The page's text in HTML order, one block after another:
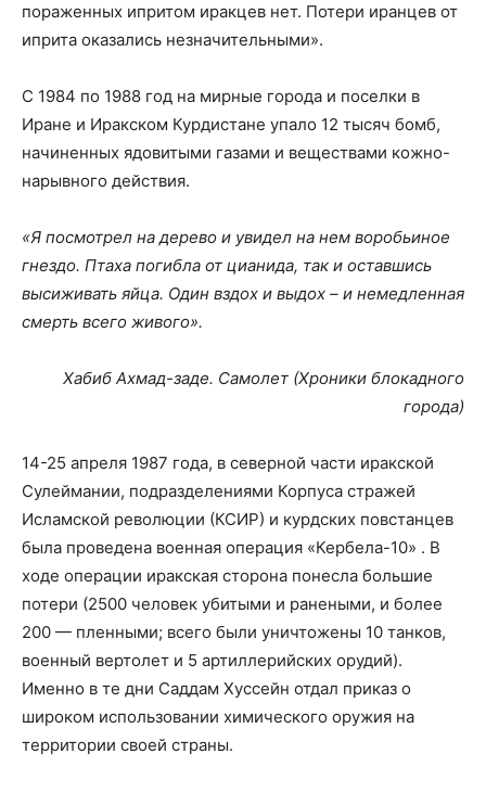
пораженных ипритом иракцев нет. Потери иранцев от
иприта оказались незначительными».
С 1984 по 1988 год на мирные города и поселки в
Иране и Иракском Курдистане упало 12 тысяч бомб,
начиненных ядовитыми газами и веществами кожно-
нарывного действия.
«Я посмотрел на дерево и увидел на нем воробьиное
гнездо. Птаха погибла от цианида, так и оставшись
высиживать яйца. Один вздох и выдох – и немедленная
смерть всего живого».
Хабиб Ахмад-заде. Самолет (Хроники блокадного
города)
14-25 апреля 1987 года, в северной части иракской
Сулеймании, подразделениями Корпуса стражей
Исламской революции (КСИР) и курдских повстанцев
была проведена военная операция «Кербела-10» . В
ходе операции иракская сторона понесла большие
потери (2500 человек убитыми и ранеными, и более
200 — пленными; всего были уничтожены 10 танков,
военный вертолет и 5 артиллерийских орудий).
Именно в те дни Саддам Хуссейн отдал приказ о
широком использовании химического оружия на
территории своей страны.